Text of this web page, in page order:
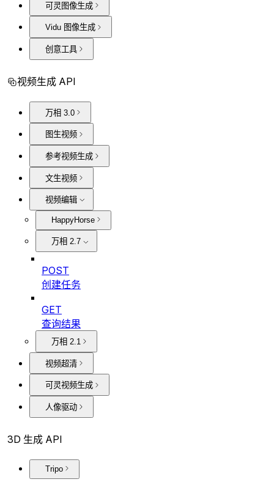
可灵图像生成
Vidu 图像生成
创意工具
视频生成 API
万相 3.0
图生视频
参考视频生成
文生视频
视频编辑
HappyHorse
万相 2.7
POST
创建任务
GET
查询结果
万相 2.1
视频超清
可灵视频生成
人像驱动
3D 生成 API
Tripo